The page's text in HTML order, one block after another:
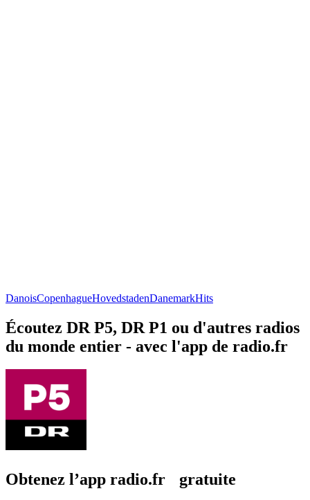
DanoisCopenhagueHovedstadenDanemarkHits
Écoutez DR P5, DR P1 ou d'autres radios
du monde entier - avec l'app de radio.fr
Obtenez l’app radio.fr gratuite